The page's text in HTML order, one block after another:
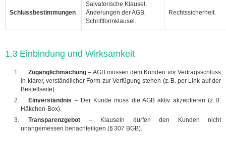
Schlussbestimmungen
Salvatorische Klausel,
Änderungen der AGB,
Schriftformklausel.
Rechtssicherheit.
1.3 Einbindung und Wirksamkeit
Zugänglichmachung – AGB müssen dem Kunden vorVertragsschluss
in klarer, verständlicher Form zur Verfügung stehen (z. B. per Link auf der
Bestellseite).
Einverständnis – Der Kunde muss die AGB aktiv akzeptieren (z. B.
Häkchen‑Box).
Transparenzgebot – Klauseln dürfen den Kunden nicht
unangemessen benachteiligen (§ 307 BGB).